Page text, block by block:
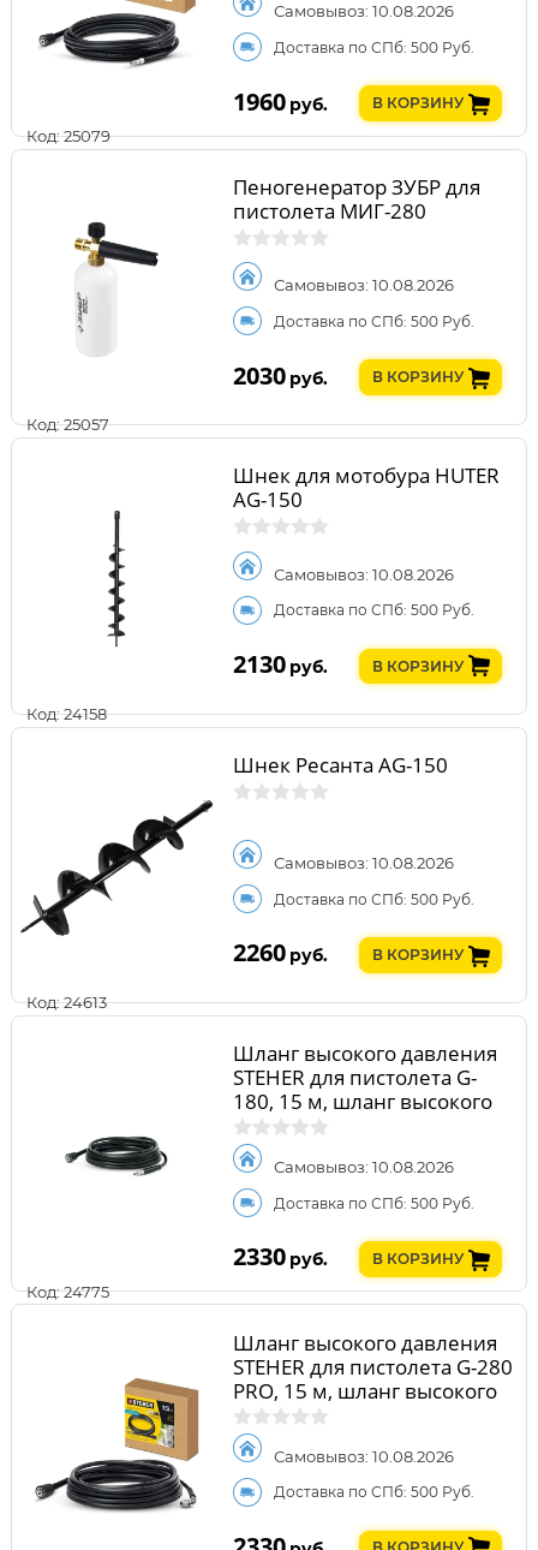
Код: 25079
Самовывоз: 10.08.2026
Доставка по СПб: 500 Руб.
1960 руб. В КОРЗИНУ
Код: 25057
Пеногенератор ЗУБР для
пистолета МИГ-280
Самовывоз: 10.08.2026
Доставка по СПб: 500 Руб.
2030 руб. В КОРЗИНУ
Код: 24158
Шнек для мотобура HUTER
AG-150
Самовывоз: 10.08.2026
Доставка по СПб: 500 Руб.
2130 руб. В КОРЗИНУ
Код: 24613
Шнек Ресанта AG-150
Самовывоз: 10.08.2026
Доставка по СПб: 500 Руб.
2260 руб. В КОРЗИНУ
Код: 24775
Шланг высокого давления
STEHER для пистолета G-
180, 15 м, шланг высокого
давления (75411-180-15)
Самовывоз: 10.08.2026
Доставка по СПб: 500 Руб.
2330 руб. В КОРЗИНУ
Шланг высокого давления
STEHER для пистолета G-280
PRO, 15 м, шланг высокого
давления (75411-280-15)
Самовывоз: 10.08.2026
Доставка по СПб: 500 Руб.